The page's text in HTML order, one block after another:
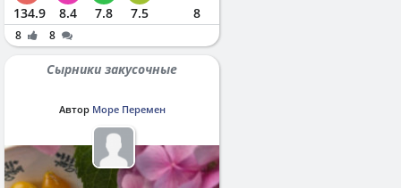
134.9 8.4 7.8 7.5 8
8 8
Сырники закусочные
Автор Море Перемен